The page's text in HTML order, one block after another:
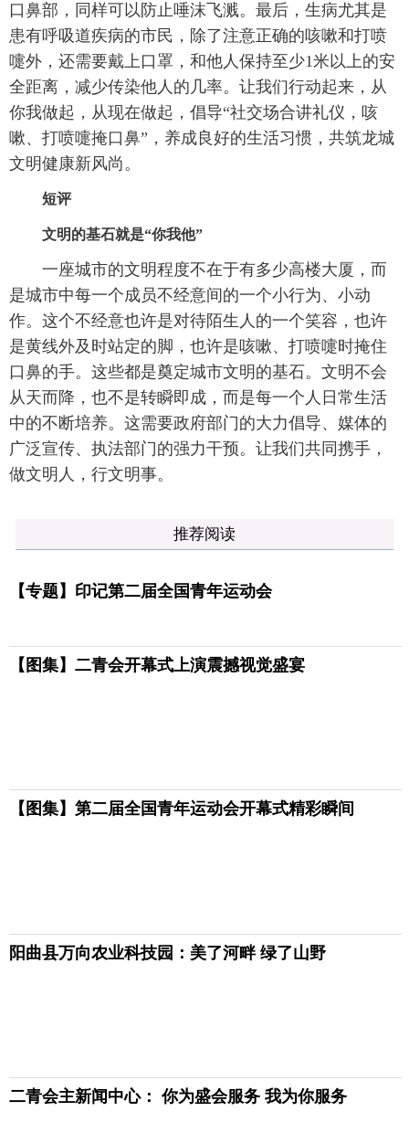
口鼻部，同样可以防止唾沫飞溅。最后，生病尤其是
患有呼吸道疾病的市民，除了注意正确的咳嗽和打喷
嚏外，还需要戴上口罩，和他人保持至少1米以上的安
全距离，减少传染他人的几率。让我们行动起来，从
你我做起，从现在做起，倡导“社交场合讲礼仪，咳
嗽、打喷嚏掩口鼻”，养成良好的生活习惯，共筑龙城
文明健康新风尚。
短评
文明的基石就是“你我他”
一座城市的文明程度不在于有多少高楼大厦，而
是城市中每一个成员不经意间的一个小行为、小动
作。这个不经意也许是对待陌生人的一个笑容，也许
是黄线外及时站定的脚，也许是咳嗽、打喷嚏时掩住
口鼻的手。这些都是奠定城市文明的基石。文明不会
从天而降，也不是转瞬即成，而是每一个人日常生活
中的不断培养。这需要政府部门的大力倡导、媒体的
广泛宣传、执法部门的强力干预。让我们共同携手，
做文明人，行文明事。
推荐阅读
【专题】印记第二届全国青年运动会
【图集】二青会开幕式上演震撼视觉盛宴
【图集】第二届全国青年运动会开幕式精彩瞬间
阳曲县万向农业科技园：美了河畔 绿了山野
二青会主新闻中心： 你为盛会服务 我为你服务